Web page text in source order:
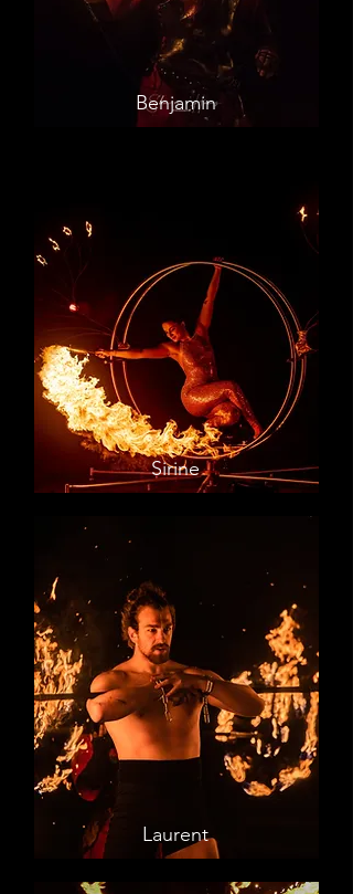
Benjamin
Sirine
Laurent